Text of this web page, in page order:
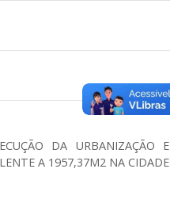
DA URBANIZAÇÃO E
A 1957,37M2 NA CIDADE